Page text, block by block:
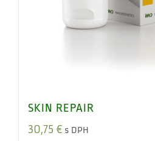
SKIN REPAIR
30,75 € s DPH